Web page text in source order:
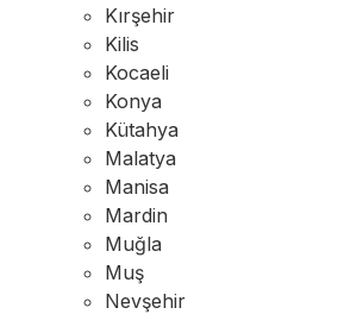
Kırşehir
Kilis
Kocaeli
Konya
Kütahya
Malatya
Manisa
Mardin
Muğla
Muş
Nevşehir